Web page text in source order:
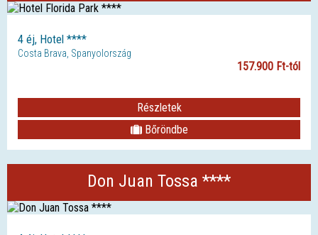
4 éj, Hotel ****
Costa Brava, Spanyolország
157.900 Ft-tól
Részletek
Bőröndbe
Don Juan Tossa ****